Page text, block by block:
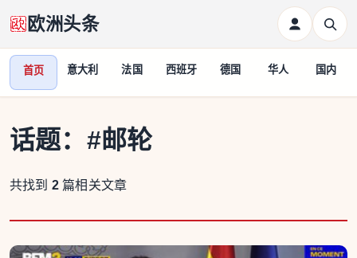
欧洲头条
首页 意大利 法国 西班牙 德国 华人 国内
话题： #邮轮
共找到 2 篇相关文章